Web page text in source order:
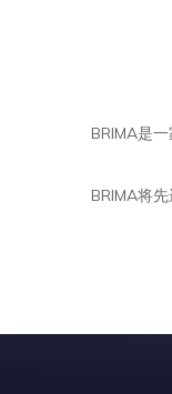
BRIMA是
BRIMA将